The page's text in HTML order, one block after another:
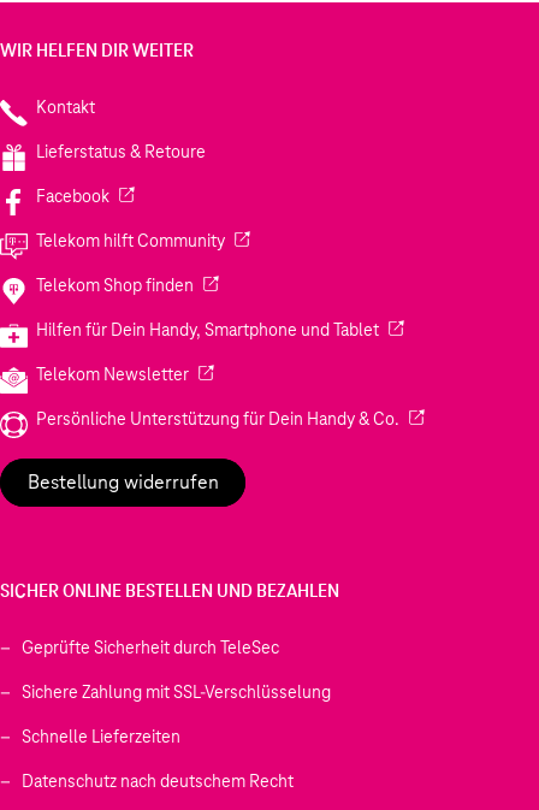
WIR HELFEN DIR WEITER
Kontakt
Lieferstatus & Retoure
Facebook(Wird in einem neuen Tab geöffnet)
Telekom hilft Community(Wird in einem neuen Tab geöffnet)
Telekom Shop finden (Wird in einem neuen Tab geöffnet)
Hilfen für Dein Handy, Smartphone und Tablet(Wird in einem
Telekom Newsletter(Wird in einem neuen Tab geöffnet)
Persönliche Unterstützung für Dein Handy & Co. (Wird in einem
Bestellung widerrufen
SICHER ONLINE BESTELLEN UND BEZAHLEN
Geprüfte Sicherheit durch TeleSec
Sichere Zahlung mit SSL-Verschlüsselung
Schnelle Lieferzeiten
Datenschutz nach deutschem Recht